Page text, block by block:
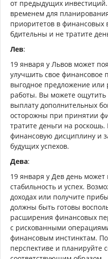
от предыдущих
временем для
приоритетов в финансовых
бдительны и не тратите
Лев:
19 января у Львов может
улучшить свое
выгодное предложение или
работы. Вы можете ощутить
выплату дополнительных
осторожны при принятии
тратите деньги на
финансовую дисциплину и
будущих успехов.
Дева:
19 января у Дев день
стабильность и успех.
доходах или получите
должны быть готовы
расширения финансовых
с рискованными
финансовым инстинктам.
перспективе и планируйте